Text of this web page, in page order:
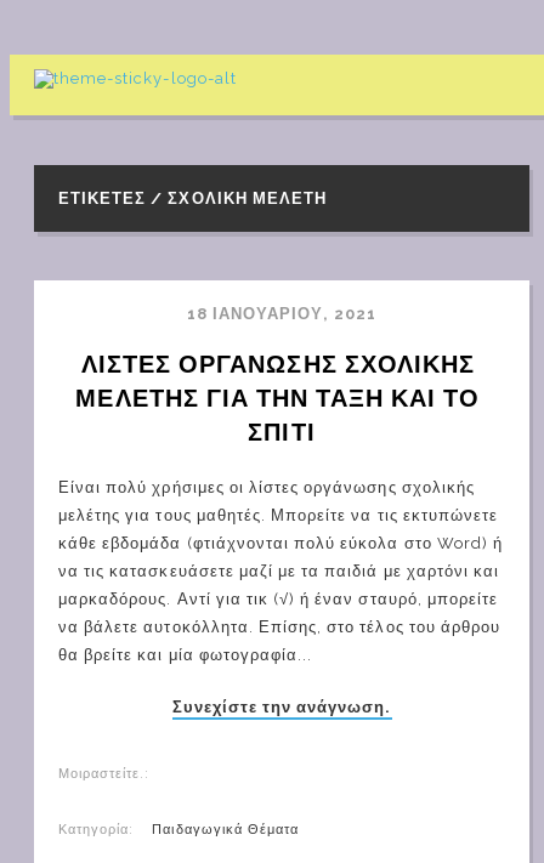
ΕΤΙΚΈΤΕΣ / ΣΧΟΛΙΚΉ ΜΕΛΈΤΗ
18 ΙΑΝΟΥΑΡΊΟΥ, 2021
ΛΙΣΤΕΣ ΟΡΓΑΝΩΣΗΣ ΣΧΟΛΙΚΗΣ
ΜΕΛΕΤΗΣ ΓΙΑ ΤΗΝ ΤΑΞΗ ΚΑΙ ΤΟ
ΣΠΙΤΙ
Είναι πολύ χρήσιμες οι λίστες οργάνωσης σχολικής
μελέτης για τους μαθητές. Μπορείτε να τις εκτυπώνετε
κάθε εβδομάδα (φτιάχνονται πολύ εύκολα στο Word) ή
να τις κατασκευάσετε μαζί με τα παιδιά με χαρτόνι και
μαρκαδόρους. Αντί για τικ (√) ή έναν σταυρό, μπορείτε
να βάλετε αυτοκόλλητα. Επίσης, στο τέλος του άρθρου
θα βρείτε και μία φωτογραφία...
Συνεχίστε την ανάγνωση.
Μοιραστείτε.:
Κατηγορία: Παιδαγωγικά Θέματα